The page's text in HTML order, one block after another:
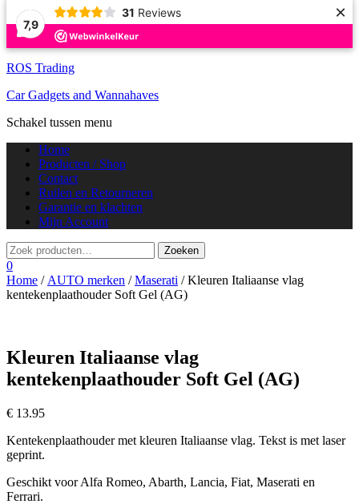
7,9
31 Reviews ×
ROS Trading
Car Gadgets and Wannahaves
Schakel tussen menu
Home
Producten / Shop
Contact
Ruilen en Retourneren
Garantie en klachten
Mijn Account
0
Home / AUTO merken /Maserati / Kleuren Italiaanse vlag
kentekenplaathouder Soft Gel (AG)
Kleuren Italiaanse vlag
kentekenplaathouder Soft Gel (AG)
€ 13.95
Kentekenplaathouder met kleuren Italiaanse vlag. Tekst is met laser
geprint.
Geschikt voor Alfa Romeo, Abarth, Lancia, Fiat, Maserati en
Ferrari.